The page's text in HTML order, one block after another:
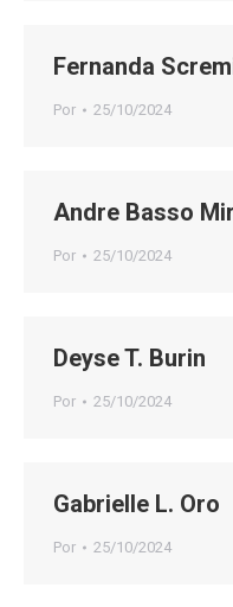
Fernanda
Por 25/10/2024
Andre Basso
Por 25/10/2024
Deyse T. Burin
Por 25/10/2024
Gabrielle L. Oro
Por 25/10/2024